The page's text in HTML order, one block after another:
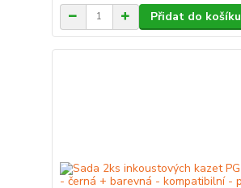
Přidat do košíku